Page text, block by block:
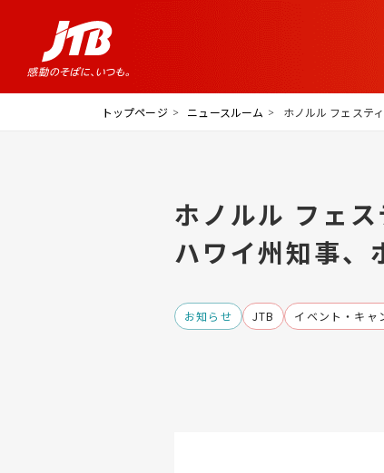
トップページ ニュースルーム ホノルル フェステ
ホノルル フェ
ハワイ州知事、
お知らせ JTB イベント・キャ